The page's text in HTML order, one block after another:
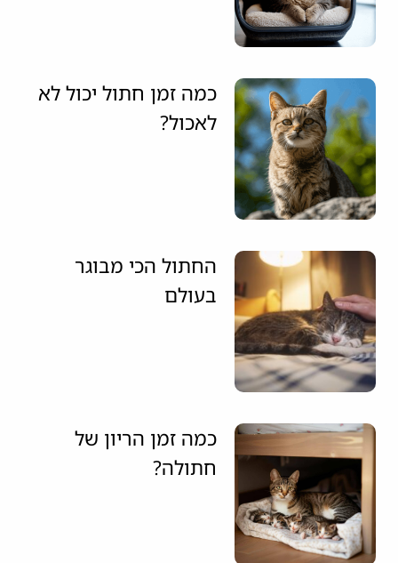
כמה זמן חתול יכול לא
לאכול?
החתול הכי מבוגר
בעולם
כמה זמן הריון של
חתולה?